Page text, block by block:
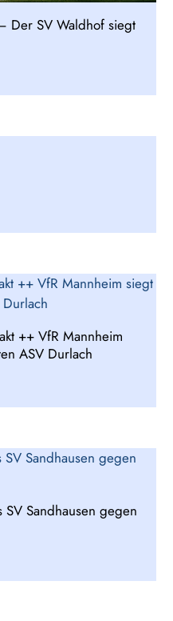
Der SV Waldhof siegt
++ VfR Mannheim
ASV Durlach
Sandhausen gegen